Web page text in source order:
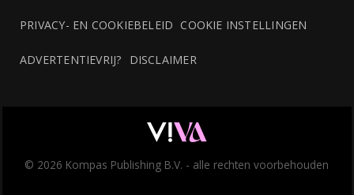
PRIVACY- EN COOKIEBELEID COOKIE INSTELLINGEN
ADVERTENTIEVRIJ? DISCLAIMER
© 2026 Kompas Publishing B.V. - alle rechten voorbehouden